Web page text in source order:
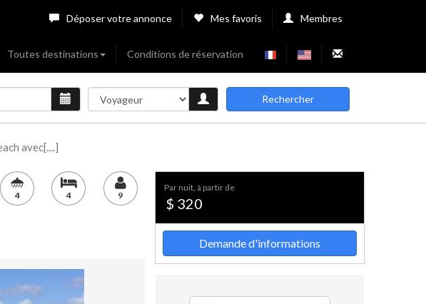
Déposer votre annonce Mes favoris Membres
Toutes destinations Conditions de réservation
Rechercher
avec[....]
4 4 9
par nuit, à partir de
$ 320
Demande d'informations